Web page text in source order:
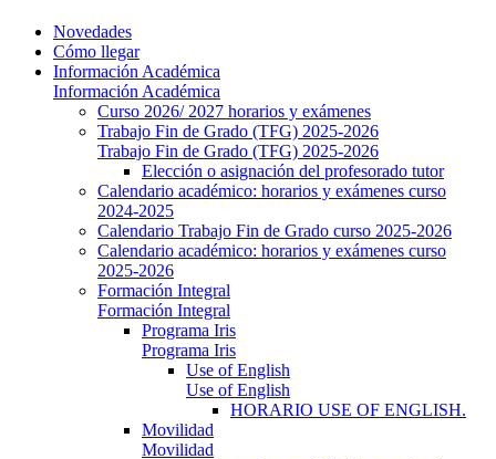
Novedades
Cómo llegar
Información Académica
Información Académica
Curso 2026/ 2027 horarios y exámenes
Trabajo Fin de Grado (TFG) 2025-2026
Trabajo Fin de Grado (TFG) 2025-2026
Elección o asignación del profesorado tutor
Calendario académico: horarios y exámenes curso
2024-2025
Calendario Trabajo Fin de Grado curso 2025-2026
Calendario académico: horarios y exámenes curso
2025-2026
Formación Integral
Formación Integral
Programa Iris
Programa Iris
Use of English
Use of English
HORARIO USE OF ENGLISH.
Movilidad
Movilidad